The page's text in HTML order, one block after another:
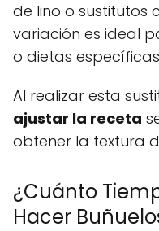
de lino o sustitutos
variación es ideal
o dietas
Al realizar esta
ajustar la receta
obtener la textura
¿Cuánto
Hacer